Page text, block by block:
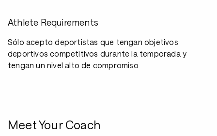
Athlete Requirements
Sólo acepto deportistas que tengan objetivos
deportivos competitivos durante la temporada y
tengan un nivel alto de compromiso
Meet Your Coach